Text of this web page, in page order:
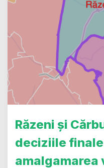
Răzeni și
deciziile
amalgamarea